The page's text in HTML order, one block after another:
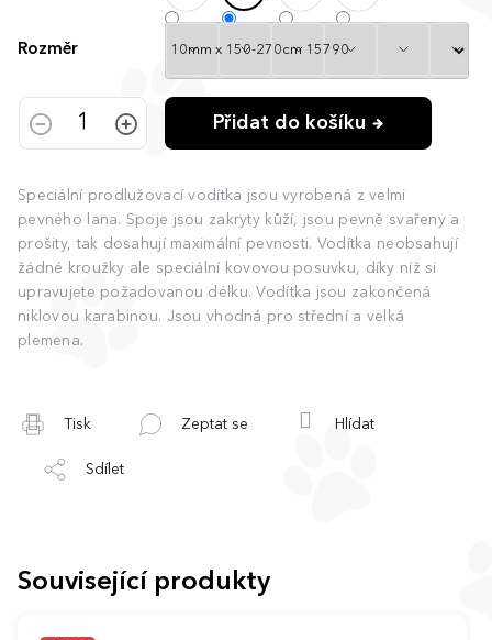
Rozměr
Přidat do košíku
Speciální prodlužovací vodítka jsou vyrobená z velmi
pevného lana. Spoje jsou zakryty kůží, jsou pevně svařeny a
prošity, tak dosahují maximální pevnosti. Vodítka neobsahují
žádné kroužky ale speciální kovovou posuvku, díky níž si
upravujete požadovanou délku. Vodítka jsou zakončená
niklovou karabinou. Jsou vhodná pro střední a velká
plemena.
Tisk Zeptat se Hlídat
Sdílet
Související produkty